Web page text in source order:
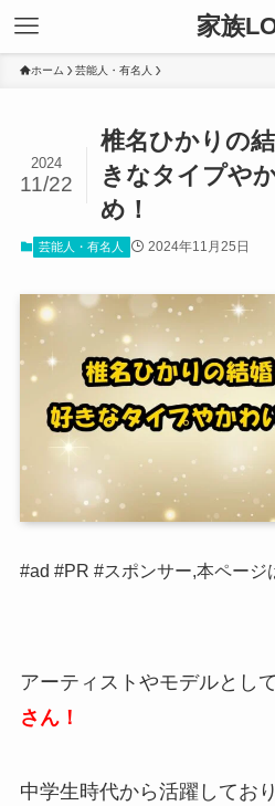
家族
ホーム 芸能人・有名人
椎名ひかりの
きなタイプや
め！
2024
11/22
芸能人・有名人 2024年11月25日
#ad #PR #スポンサー,本ペー
アーティストやモデルとし
さん！
中学生時代から活躍しており